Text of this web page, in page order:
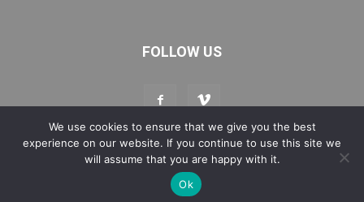
FOLLOW US
Contact Blog Jerusalem School Bucharest
© Copyright 2017 Art Dv Media
We use cookies to ensure that we give you the best
experience on our website. If you continue to use this site we
will assume that you are happy with it.
Ok